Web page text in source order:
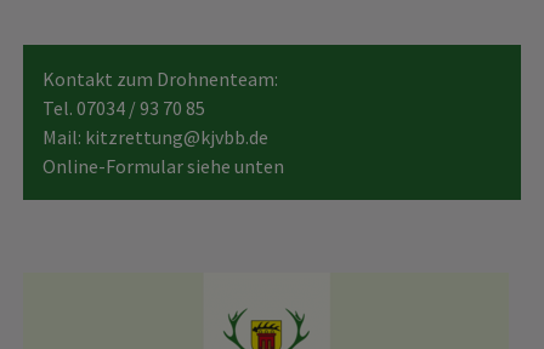
Kontakt zum Drohnenteam:
Tel. 07034 / 93 70 85
Mail: kitzrettung@kjvbb.de
Online-Formular siehe unten